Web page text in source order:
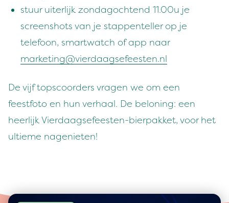
stuur uiterlijk zondagochtend 11.00u je
screenshots van je stappenteller op je
telefoon, smartwatch of app naar
marketing@vierdaagsefeesten.nl
De vijf topscoorders vragen we om een
feestfoto en hun verhaal. De beloning: een
heerlijk Vierdaagsefeesten-bierpakket, voor het
ultieme nagenieten!